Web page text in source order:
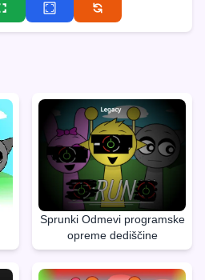
Sprunki Odmevi programske
opreme dediščine